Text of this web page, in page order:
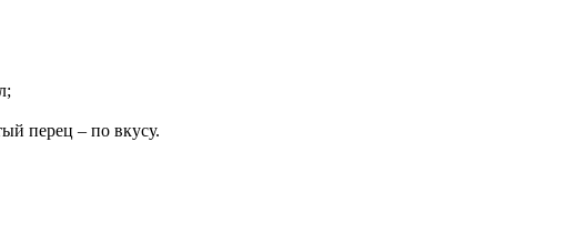
перец – по вкусу.